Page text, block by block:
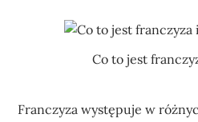
Co to jest
Franczyza występuje w